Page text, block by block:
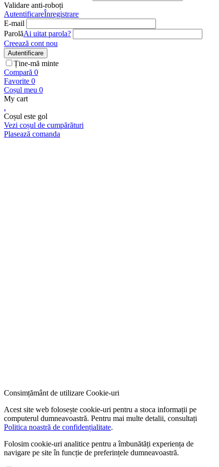
Validare anti-roboți
AutentificareÎnregistrare
E-mail
ParolăAi uitat parola?
Creează cont nou
Autentificare
Ține-mă minte
Compară 0
Favorite 0
Coșul meu 0
My cart
.
Coșul este gol
Vezi coșul de cumpărături
Plasează comanda
Consimțământ de utilizare Cookie-uri
Acest site web folosește cookie-uri pentru a stoca informații pe
computerul dumneavoastră. Pentru mai multe detalii, consultați
Politica noastră de confidențialitate.
Folosim cookie-uri analitice pentru a îmbunătăți experiența de
navigare pe site în funcție de preferințele dumneavoastră.